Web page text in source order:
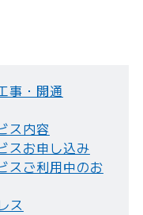
事・開通
ス内容
スお申し込み
スご利用中のお
ス